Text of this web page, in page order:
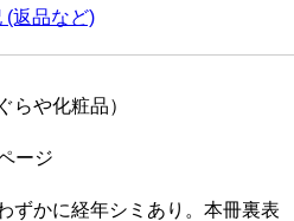
(返品など)
らや化粧品）
ージ
ずかに経年シミあり。本冊裏表